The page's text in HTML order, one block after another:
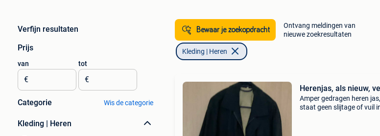
Verfijn resultaten
Prijs
van
€
tot
€
Categorie Wis de categorie
Kleding | Heren
Bewaar je zoekopdracht
Ontvang meldingen van
nieuwe zoekresultaten
Kleding | Heren
Herenjas, als nieuw,
Amper gedragen heren
staat geen slijtage of vuil